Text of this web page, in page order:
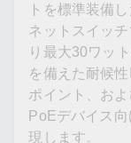
トを標準装備
ネットスイッ
り最大30ワッ
を備えた耐候
ポイント、お
PoEデバイス
現します。